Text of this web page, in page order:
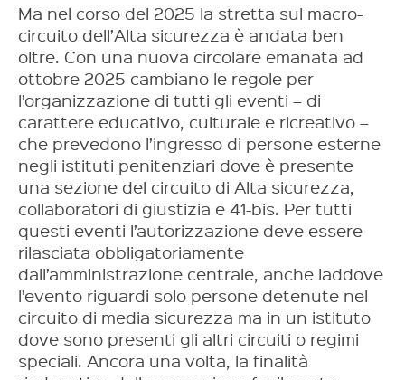
Ma nel corso del 2025 la stretta sul macro-
circuito dell’Alta sicurezza è andata ben
oltre. Con una nuova circolare emanata ad
ottobre 2025 cambiano le regole per
l’organizzazione di tutti gli eventi – di
carattere educativo, culturale e ricreativo –
che prevedono l’ingresso di persone esterne
negli istituti penitenziari dove è presente
una sezione del circuito di Alta sicurezza,
collaboratori di giustizia e 41-bis. Per tutti
questi eventi l’autorizzazione deve essere
rilasciata obbligatoriamente
dall’amministrazione centrale, anche laddove
l’evento riguardi solo persone detenute nel
circuito di media sicurezza ma in un istituto
dove sono presenti gli altri circuiti o regimi
speciali. Ancora una volta, la finalità